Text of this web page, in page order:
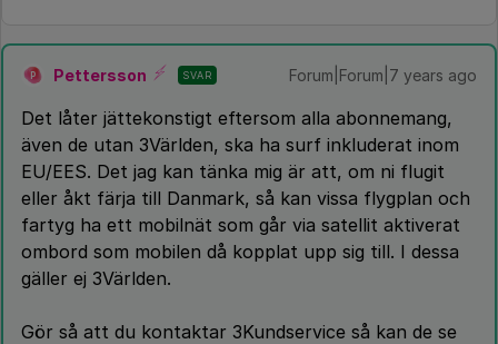
P Pettersson SVAR Forum|Forum|7 years ago
Det låter jättekonstigt eftersom alla abonnemang,
även de utan 3Världen, ska ha surf inkluderat inom
EU/EES. Det jag kan tänka mig är att, om ni flugit
eller åkt färja till Danmark, så kan vissa flygplan och
fartyg ha ett mobilnät som går via satellit aktiverat
ombord som mobilen då kopplat upp sig till. I dessa
gäller ej 3Världen.
Gör så att du kontaktar 3Kundservice så kan de se